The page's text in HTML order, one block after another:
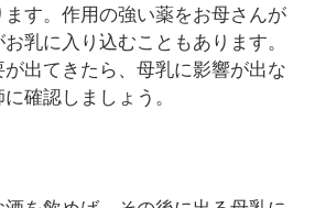
す。作用の強い薬をお母さんが
乳に入り込むこともあります。
出てきたら、母乳に影響が出な
確認しましょう。